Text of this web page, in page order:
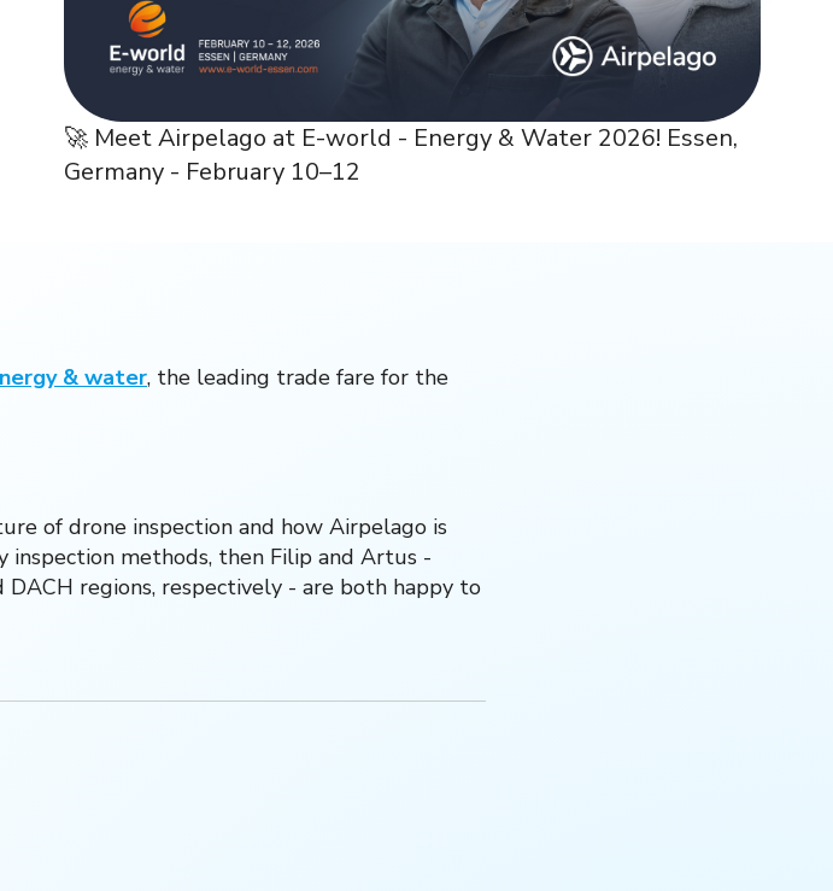
🚀 Meet Airpelago at E-world - Energy & Water 2026! Essen,
Germany - February 10–12
& water, the leading trade fare for the
of drone inspection and how Airpelago is
methods, then Filip and Artus -
DACH regions, respectively - are both happy to